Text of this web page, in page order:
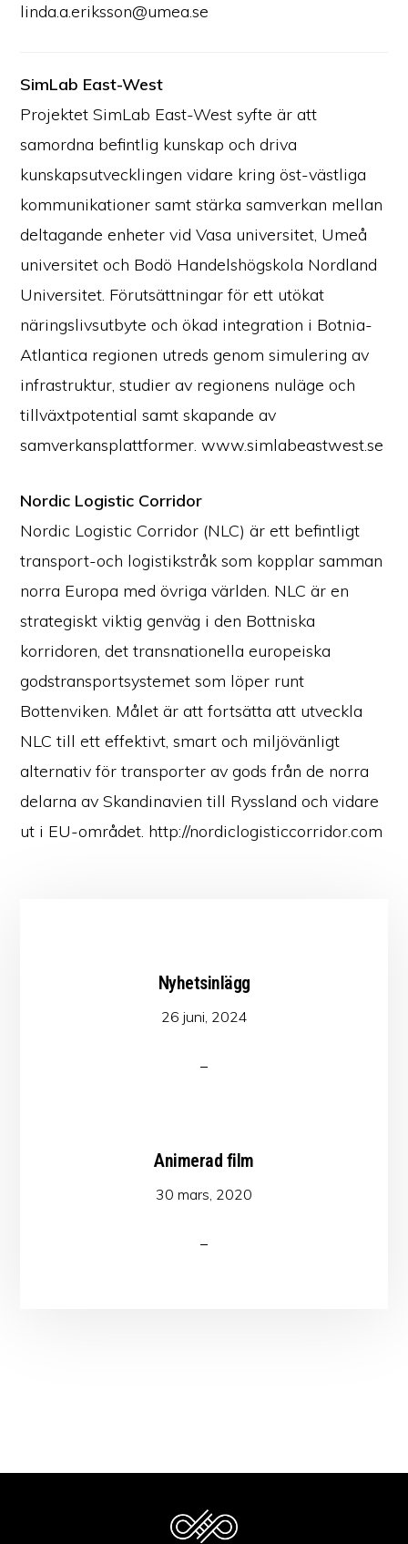
linda.a.eriksson@umea.se
SimLab East-West
Projektet SimLab East-West syfte är att
samordna befintlig kunskap och driva
kunskapsutvecklingen vidare kring öst-västliga
kommunikationer samt stärka samverkan mellan
deltagande enheter vid Vasa universitet, Umeå
universitet och Bodö Handelshögskola Nordland
Universitet. Förutsättningar för ett utökat
näringslivsutbyte och ökad integration i Botnia-
Atlantica regionen utreds genom simulering av
infrastruktur, studier av regionens nuläge och
tillväxtpotential samt skapande av
samverkansplattformer. www.simlabeastwest.se
Nordic Logistic Corridor
Nordic Logistic Corridor (NLC) är ett befintligt
transport-och logistikstråk som kopplar samman
norra Europa med övriga världen. NLC är en
strategiskt viktig genväg i den Bottniska
korridoren, det transnationella europeiska
godstransportsystemet som löper runt
Bottenviken. Målet är att fortsätta att utveckla
NLC till ett effektivt, smart och miljövänligt
alternativ för transporter av gods från de norra
delarna av Skandinavien till Ryssland och vidare
ut i EU-området. http://nordiclogisticcorridor.com
Nyhetsinlägg
26 juni, 2024
Animerad film
30 mars, 2020